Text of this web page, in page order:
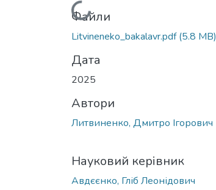
Вантажиться...
Файли
Litvineneko_bakalavr.pdf(5.8 MB)
Дата
2025
Автори
Литвиненко, Дмитро Ігорович
Науковий керівник
Авдєєнко, Гліб Леонідович